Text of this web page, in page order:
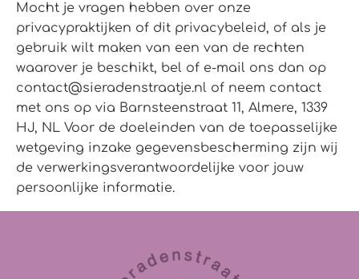
Mocht je vragen hebben over onze
privacypraktijken of dit privacybeleid, of als je
gebruik wilt maken van een van de rechten
waarover je beschikt, bel of e-mail ons dan op
contact@sieradenstraatje.nl of neem contact
met ons op via Barnsteenstraat 11, Almere, 1339
HJ, NL Voor de doeleinden van de toepasselijke
wetgeving inzake gegevensbescherming zijn wij
de verwerkingsverantwoordelijke voor jouw
persoonlijke informatie.